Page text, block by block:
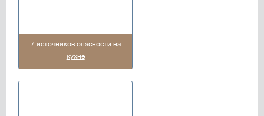
7 источников опасности на
кухне